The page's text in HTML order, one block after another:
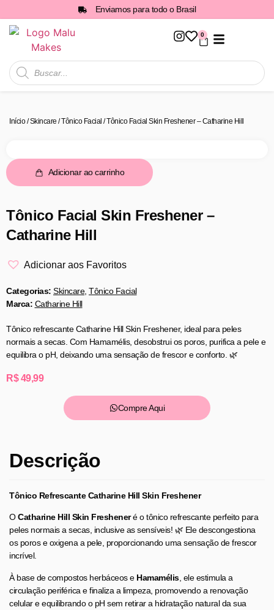
Enviamos para todo o Brasil
0
Início/Skincare /Tônico Facial / Tônico Facial Skin Freshener – Catharine Hill
Tônico Facial Skin Freshener –
Catharine Hill
Adicionar aos Favoritos
Categorias: Skincare, Tônico Facial
Marca: Catharine Hill
Tônico refrescante Catharine Hill Skin Freshener, ideal para peles
normais a secas. Com Hamamélis, desobstrui os poros, purifica a pele e
equilibra o pH, deixando uma sensação de frescor e conforto. 🌿
R$49,99
Adicionar ao carrinho
Compre Aqui
Descrição
Tônico Refrescante Catharine Hill Skin Freshener
OCatharine Hill Skin Fresheneré o tônico refrescante perfeito para
peles normais a secas, inclusive as sensíveis! 🌿 Ele descongestiona
os poros e oxigena a pele, proporcionando uma sensação de frescor
incrível.
À base de compostos herbáceos e Hamamélis, ele estimula a
circulação periférica e finaliza a limpeza, promovendo a renovação
celular e equilibrando o pH sem retirar a hidratação natural da sua